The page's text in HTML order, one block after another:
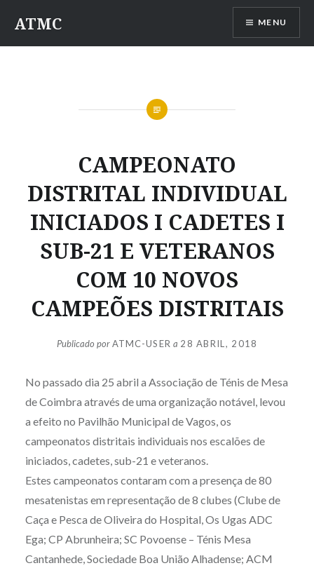
ATMC MENU
CAMPEONATO
DISTRITAL INDIVIDUAL
INICIADOS I CADETES I
SUB-21 E VETERANOS
COM 10 NOVOS
CAMPEÕES DISTRITAIS
Publicado porATMC-USER a 28 ABRIL, 2018
No passado dia 25 abril a Associação de Ténis de Mesa
de Coimbra através de uma organização notável, levou
a efeito no Pavilhão Municipal de Vagos, os
campeonatos distritais individuais nos escalões de
iniciados, cadetes, sub-21 e veteranos.
Estes campeonatos contaram com a presença de 80
mesatenistas em representação de 8 clubes (Clube de
Caça e Pesca de Oliveira do Hospital, Os Ugas ADC
Ega; CP Abrunheira; SC Povoense – Ténis Mesa
Cantanhede, Sociedade Boa União Alhadense; ACM